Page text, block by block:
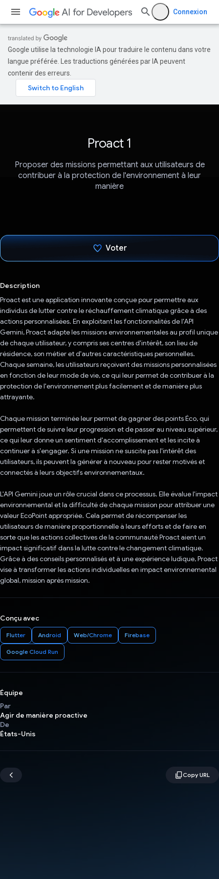
Connexion
Google utilise la technologie IA pour traduire le contenu dans votre
langue préférée. Les traductions générées par IA peuvent
contenir des erreurs.
Proact 1
Proposer des missions permettant aux utilisateurs de
contribuer à la protection de l'environnement à leur
manière
Voter
Description
Proact est une application innovante conçue pour permettre aux
individus de lutter contre le réchauffement climatique grâce à des
actions personnalisées. En exploitant les fonctionnalités de l'API
Gemini, Proact adapte les missions environnementales au profil unique
de chaque utilisateur, y compris ses centres d'intérêt, son lieu de
résidence, son métier et d'autres caractéristiques personnelles.
Chaque semaine, les utilisateurs reçoivent des missions personnalisées
en fonction de leur mode de vie, ce qui leur permet de contribuer à la
protection de l'environnement plus facilement et de manière plus
attrayante.
Chaque mission terminée leur permet de gagner des points Éco, qui
permettent de suivre leur progression et de passer au niveau supérieur,
ce qui leur donne un sentiment d'accomplissement et les incite à
continuer à s'engager. Si une mission ne suscite pas l'intérêt des
utilisateurs, ils peuvent la générer à nouveau pour rester motivés et
connectés à leurs objectifs environnementaux.
L'API Gemini joue un rôle crucial dans ce processus. Elle évalue l'impact
environnemental et la difficulté de chaque mission pour attribuer une
valeur EcoPoint appropriée. Cela permet de récompenser les
utilisateurs de manière proportionnelle à leurs efforts et de faire en
sorte que les actions collectives de la communauté Proact aient un
impact significatif dans la lutte contre le changement climatique.
Grâce à des conseils personnalisés et à une expérience ludique, Proact
vise à transformer les actions individuelles en impact environnemental
global, mission après mission.
Conçu avec
Flutter Android Web/Chrome Firebase
Google Cloud Run
Équipe
Par
Agir de manière proactive
De
États-Unis